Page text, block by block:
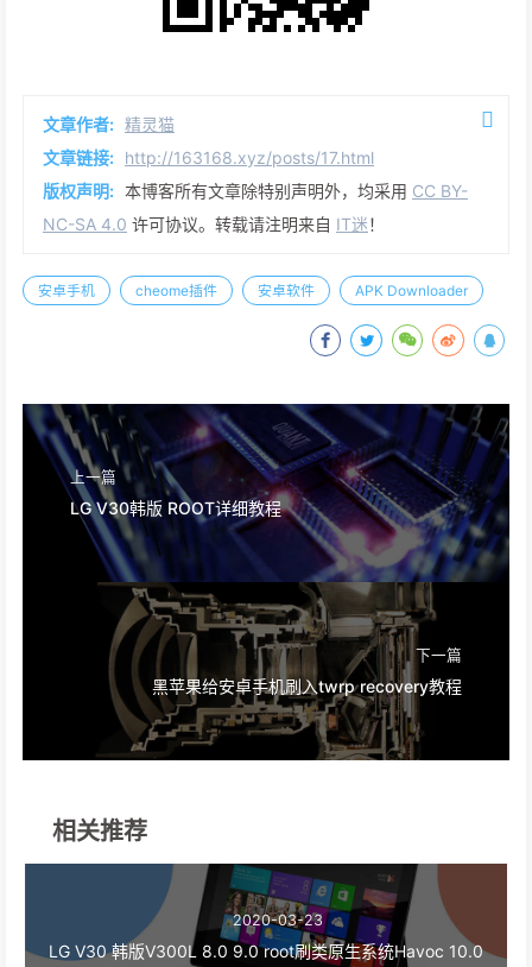
文章作者: 精灵猫
文章链接: http://163168.xyz/posts/17.html
版权声明: 本博客所有文章除特别声明外，均采用 CC BY-
NC-SA 4.0 许可协议。转载请注明来自 IT迷！
安卓手机 cheome插件 安卓软件 APK Downloader
上一篇
LG V30韩版 ROOT详细教程
下一篇
黑苹果给安卓手机刷入twrp recovery教程
相关推荐
2020-03-23
LG V30 韩版V300L 8.0 9.0 root刷类原生系统Havoc 10.0